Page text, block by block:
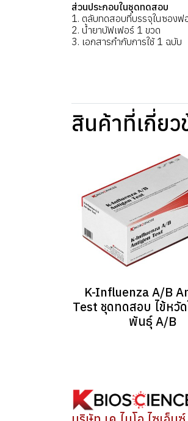
ส่วนประกอบในชุดทดสอบ
1. ตลับทดสอบที่บรรจุในซอง
2. น้ำยาบัฟเฟอร์ 1 ขวด
3. เอกสารกำกับการใช้ 1 ฉบับ
สินค้าที่เกี่ยว
K-Influenza A/B
Test ชุดทดสอบ ไข้หวั
พันธุ์ A/B